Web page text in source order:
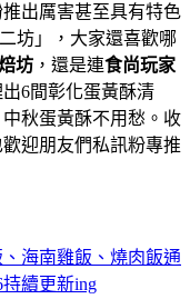
出厲害甚至具有特色
坊」，大家還喜歡哪
坊 ，還是連食尚玩家
6間彰化蛋黃酥清
秋蛋黃酥不用愁。收
迎朋友們私訊粉專推
海南雞飯、燒肉飯通
續更新ing